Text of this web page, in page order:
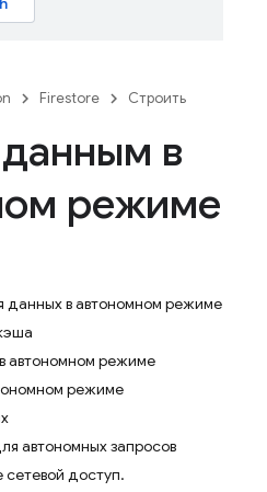
Firestore Строить
в
режиме
данных в автономном режиме
автономном режиме
режиме
автономных запросов
доступ.